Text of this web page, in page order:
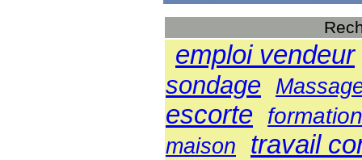
emploi vendeur
sondage
escorte
maison travail